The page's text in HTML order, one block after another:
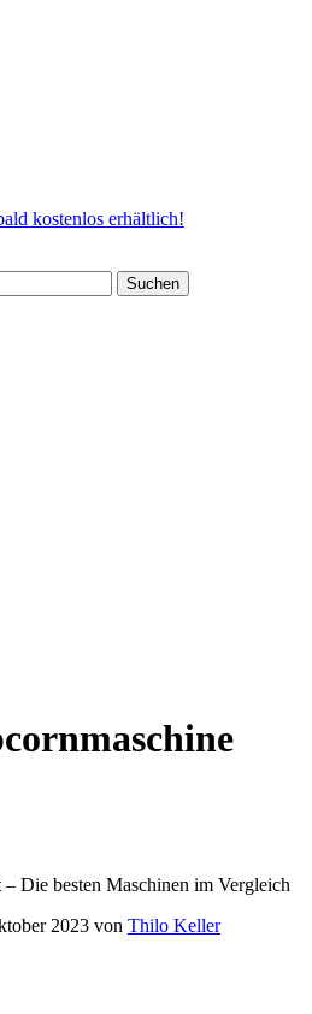
kostenlos erhältlich!
– Die besten Maschinen im Vergleich
2023 von Thilo Keller